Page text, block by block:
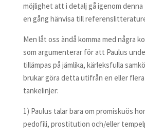
möjlighet att i detalj gå igenom
en gång hänvisa till
Men låt oss ändå komma med några
som argumenterar för att Paulus
tillämpas på jämlika, kärleksfulla
brukar göra detta utifrån en eller
tankelinjer:
1) Paulus talar bara om promiskuös
pedofili, prostitution och/eller